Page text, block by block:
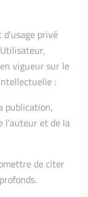
privé
vigueur sur le
:
publication,
l'auteur et de la
de citer